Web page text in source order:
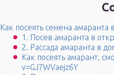
Как посеять семена амаранта
1. Посев амаранта в
2. Рассада амаранта в
Как посеять амарант,
v=GJ7WVaejz6Y